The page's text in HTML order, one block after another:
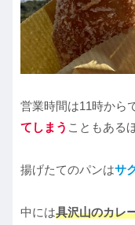
営業時間は11時から
てしまう こともある
揚げたてのパンはサ
中には具沢山のカレ